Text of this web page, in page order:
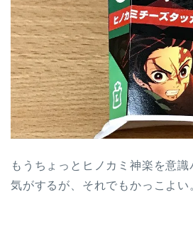
もうちょっとヒノカミ神楽を意
気がするが、それでもかっこよい